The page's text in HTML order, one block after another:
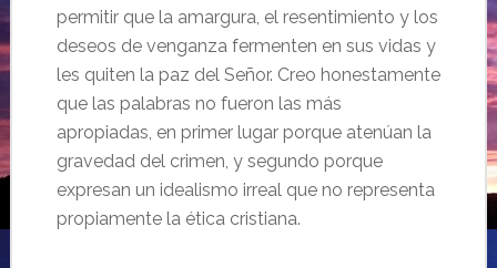
permitir que la amargura, el resentimiento y los
deseos de venganza fermenten en sus vidas y
les quiten la paz del Señor. Creo honestamente
que las palabras no fueron las más
apropiadas, en primer lugar porque atenúan la
gravedad del crimen, y segundo porque
expresan un idealismo irreal que no representa
propiamente la ética cristiana.